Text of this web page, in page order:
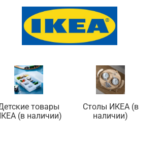
товары
(в наличии)
Столы ИКЕА (в
наличии)